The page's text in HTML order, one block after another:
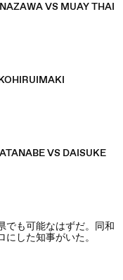
VS MUAY THAI
VS DAISUKE
でも可能なはずだ。同和
にした知事がいた。